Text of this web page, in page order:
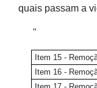
quais passam a
"
Item 15 -
Item 16 -